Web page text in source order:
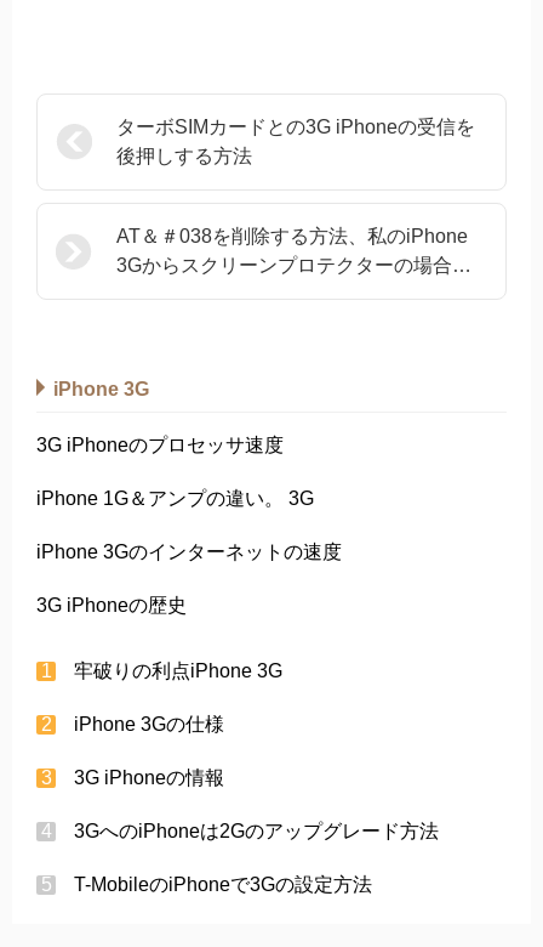
ターボSIMカードとの3G iPhoneの受信を
後押しする方法
AT＆＃038を削除する方法、私のiPhone
3Gからスクリーンプロテクターの場合とT
裸のシェルを
iPhone 3G
3G iPhoneのプロセッサ速度
iPhone 1G＆アンプの違い。 3G
iPhone 3Gのインターネットの速度
3G iPhoneの歴史
牢破りの利点iPhone 3G
iPhone 3Gの仕様
3G iPhoneの情報
3GへのiPhoneは2Gのアップグレード方法
T-MobileのiPhoneで3Gの設定方法